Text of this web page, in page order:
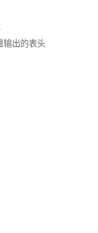
输出的表头